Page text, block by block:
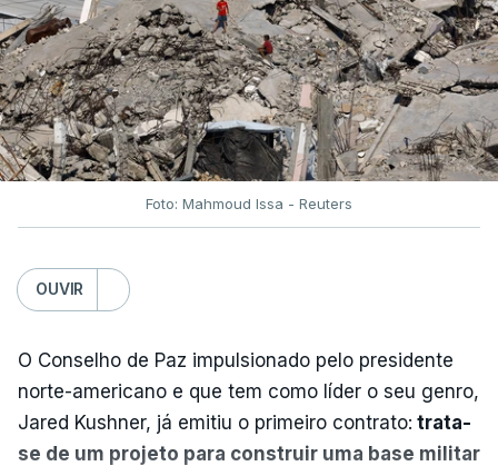
Foto: Mahmoud Issa - Reuters
OUVIR
O Conselho de Paz impulsionado pelo presidente
norte-americano e que tem como líder o seu genro,
Jared Kushner, já emitiu o primeiro contrato: trata-
se de um projeto para construir uma base militar